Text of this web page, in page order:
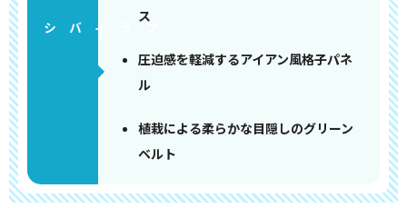
ス
圧迫感を軽減するアイアン風格子パネ
ル
植栽による柔らかな目隠しのグリーン
ベルト